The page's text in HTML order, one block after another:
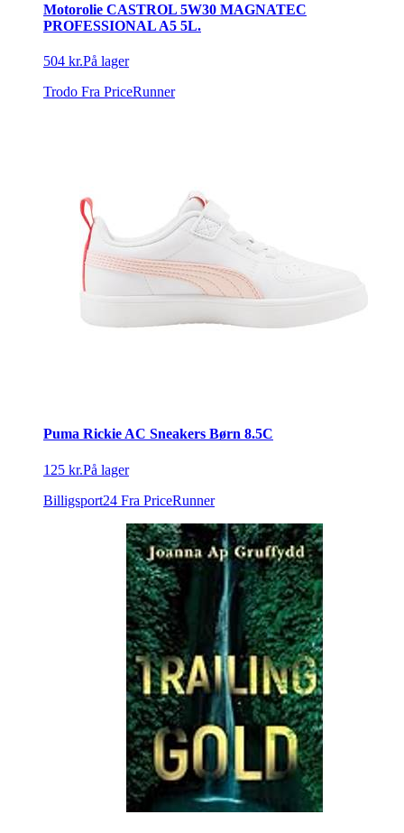
Motorolie CASTROL 5W30 MAGNATEC
PROFESSIONAL A5 5L.
504 kr.På lager
Trodo Fra PriceRunner
Puma Rickie AC Sneakers Børn 8.5C
125 kr.På lager
Billigsport24 Fra PriceRunner